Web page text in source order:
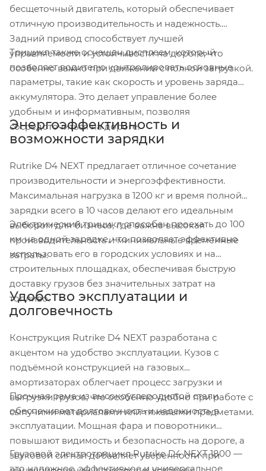
бесщеточный двигатель, который обеспечивает
отличную производительность и надежность.
Задний привод способствует лучшей
управляемости и устойчивости на дороге, что
особенно важно при движении с полной загрузкой.
Трицикл также оснащен дисплеем, который
позволяет водителю контролировать основные
параметры, такие как скорость и уровень заряда
аккумулятора. Это делает управление более
удобным и информативным, позволяя
сосредоточиться на дороге.
Энергоэффективность и
возможности зарядки
Rutrike D4 NEXT предлагает отличное сочетание
производительности и энергоэффективности.
Максимальная нагрузка в 1200 кг и время полной
зарядки всего в 10 часов делают его идеальным
выбором для бизнеса, где важна высокая
производительность и минимальные временные
затраты.
Электрический трицикл способен проехать до 100
км на одной зарядке, что позволяет эффективно
использовать его в городских условиях и на
строительных площадках, обеспечивая быструю
доставку грузов без значительных затрат на
топливо.
Удобство эксплуатации и
долговечность
Конструкция Rutrike D4 NEXT разработана с
акцентом на удобство эксплуатации. Кузов с
подъёмной конструкцией на газовых
амортизаторах облегчает процесс загрузки и
выгрузки грузов, что особенно удобно при работе с
сыпучими материалами или тяжелыми предметами.
Прочная рама из высокоуглеродистой стали
обеспечивает долговечность и надежность в
эксплуатации. Мощная фара и поворотники
повышают видимость и безопасность на дороге, а
звуковой сигнал добавляет уверенности при
Грузовой электротрицикл Rutrike D4 NEXT 1800 —
это надежное, эффективное и универсальное